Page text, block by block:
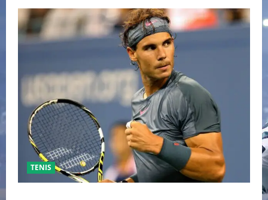
TENIS